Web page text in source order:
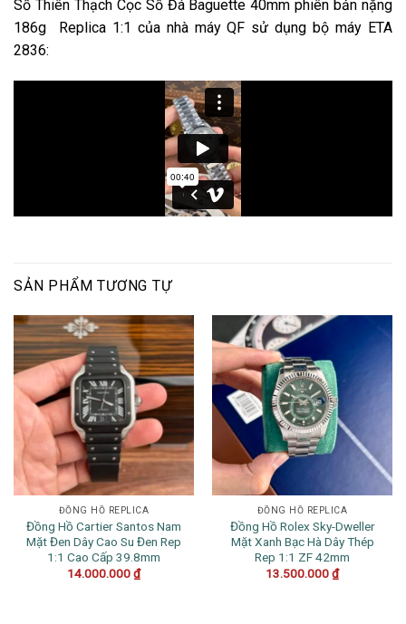
Số Thiên Thạch Cọc Số Đá Baguette 40mm phiên bản nặng
186g Replica 1:1 của nhà máy QF sử dụng bộ máy ETA
2836:
SẢN PHẨM TƯƠNG TỰ
ĐỒNG HỒ REPLICA
Đồng Hồ Cartier Santos Nam
Mặt Đen Dây Cao Su Đen Rep
1:1 Cao Cấp 39.8mm
14.000.000₫
ĐỒNG HỒ REPLICA
Đồng Hồ Rolex Sky-Dweller
Mặt Xanh Bạc Hà Dây Thép
Rep 1:1 ZF 42mm
13.500.000₫